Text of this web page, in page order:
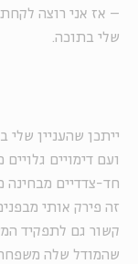
– אז אני רוצה
שלי בתוכה.
ייתכן שהעניין שלי
ועם דימויים
חד-צדדיים מבחינה
זה פירק אותי
קשור גם לתפקיד
שהמודל שלה